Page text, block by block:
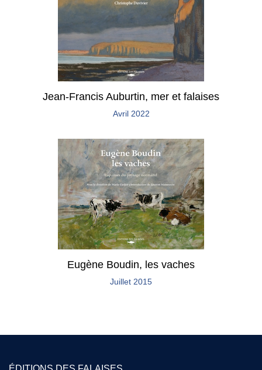
Jean-Francis Auburtin, mer et falaises
Avril 2022
Eugène Boudin, les vaches
Juillet 2015